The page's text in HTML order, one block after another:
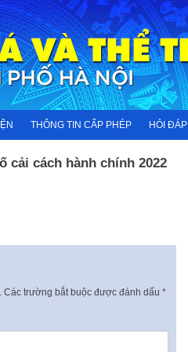
THÔNG TIN CẤP PHÉP HỎI ĐÁP
cải cách hành chính 2022
Các trường bắt buộc được đánh dấu *